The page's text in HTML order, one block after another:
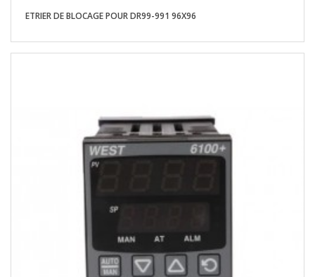
ETRIER DE BLOCAGE POUR DR99-991 96X96